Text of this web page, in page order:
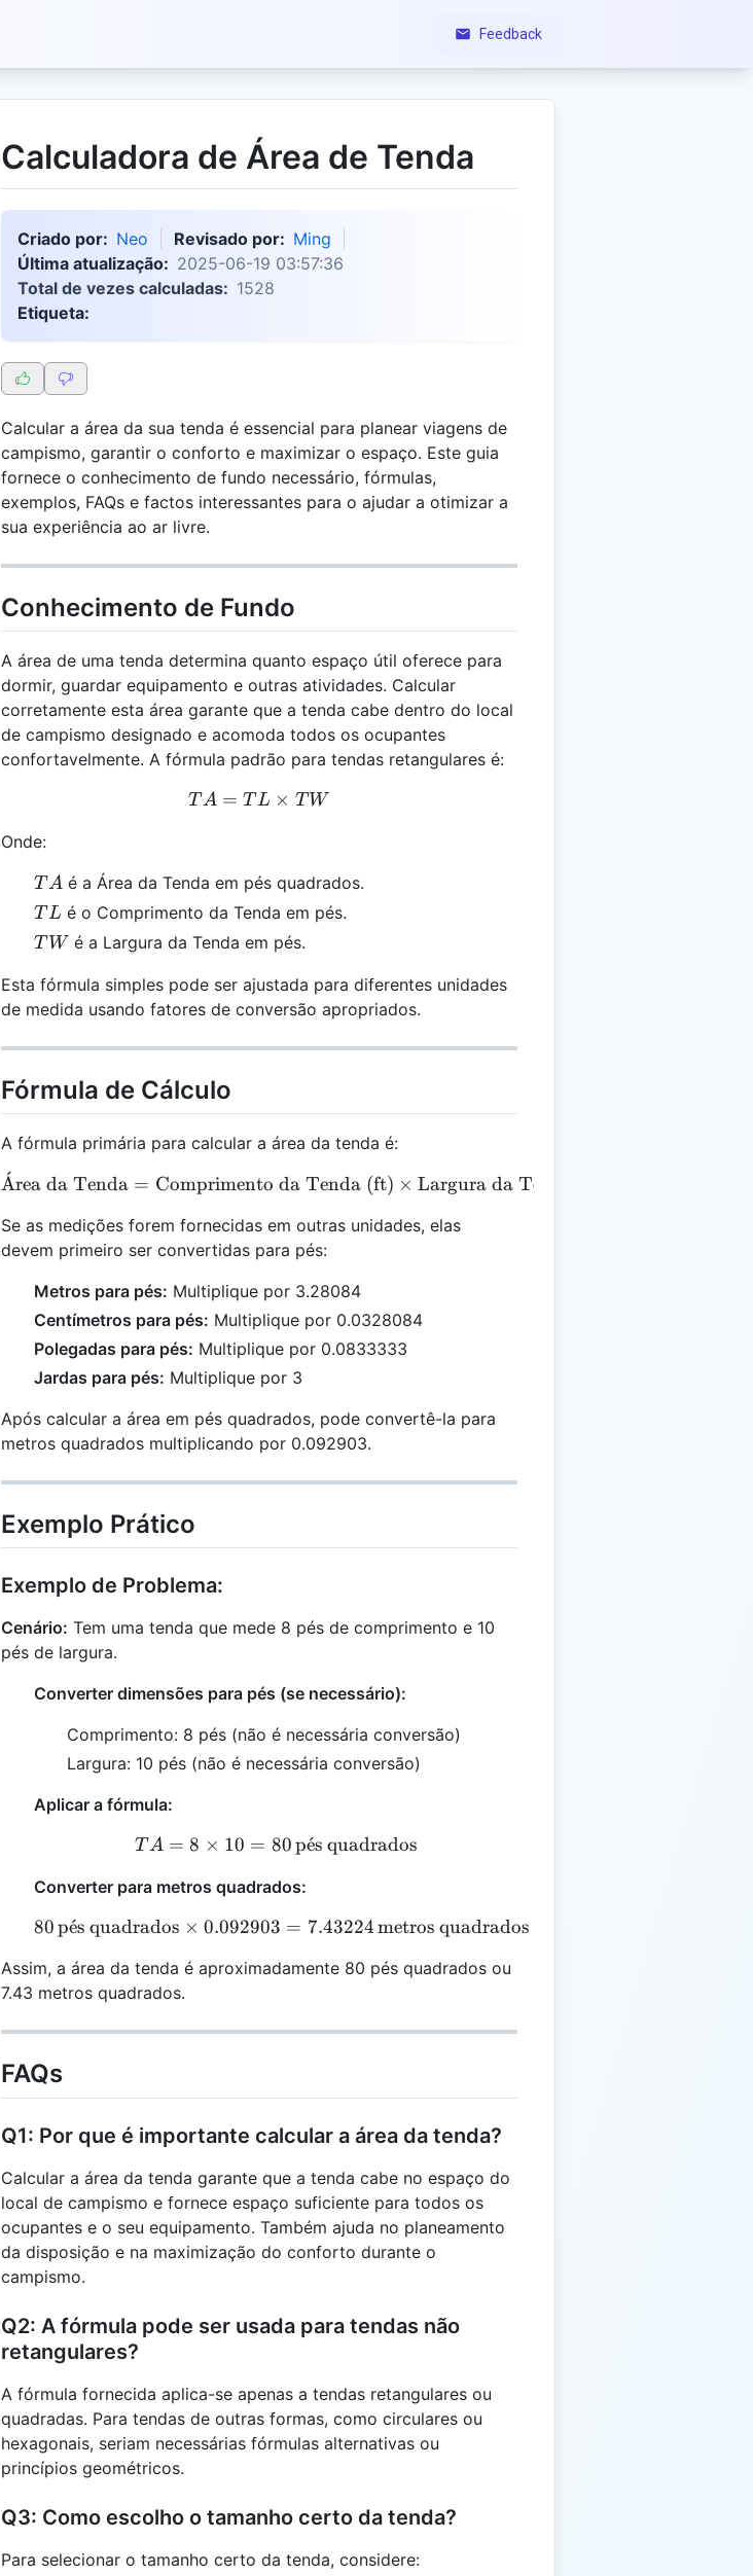
Feedback
Calculadora de Área de Tenda
Criado por: Neo Revisado por: Ming
Última atualização: 2025-06-19 03:57:36
Total de vezes calculadas: 1528
Etiqueta:
Calcular a área da sua tenda é essencial para planear viagens de
campismo, garantir o conforto e maximizar o espaço. Este guia
fornece o conhecimento de fundo necessário, fórmulas,
exemplos, FAQs e factos interessantes para o ajudar a otimizar a
sua experiência ao ar livre.
Conhecimento de Fundo
A área de uma tenda determina quanto espaço útil oferece para
dormir, guardar equipamento e outras atividades. Calcular
corretamente esta área garante que a tenda cabe dentro do local
de campismo designado e acomoda todos os ocupantes
confortavelmente. A fórmula padrão para tendas retangulares é:
TA = TL \times TW
T A = TL × T W
Onde:
TA
T A é a Área da Tenda em pés quadrados.
TL
T Lé o Comprimento da Tenda em pés.
TW
T W é a Largura da Tenda em pés.
Esta fórmula simples pode ser ajustada para diferentes unidades
de medida usando fatores de conversão apropriados.
Fórmula de Cálculo
A fórmula primária para calcular a área da tenda é:
\text{Área da Tenda} = \text{Comprimento da Tenda
A
ˊrea da Tenda = Comprimento da Tenda (ft) × Largura da Tenda (ft)
Se as medições forem fornecidas em outras unidades, elas
devem primeiro ser convertidas para pés:
Metros para pés: Multiplique por 3.28084
Centímetros para pés: Multiplique por 0.0328084
Polegadas para pés: Multiplique por 0.0833333
Jardas para pés: Multiplique por 3
Após calcular a área em pés quadrados, pode convertê-la para
metros quadrados multiplicando por 0.092903.
Exemplo Prático
Exemplo de Problema:
Cenário: Tem uma tenda que mede 8 pés de comprimento e 10
pés de largura.
Converter dimensões para pés (se necessário):
Comprimento: 8 pés (não é necessária conversão)
Largura: 10 pés (não é necessária conversão)
Aplicar a fórmula:
TA = 8 \times 10 = 80 \, \text{pés quadrados}
T A = 8 × 10 = 80pe
ˊs quadrados
Converter para metros quadrados:
80 \, \text{pés quadrados} \times 0.092903 =
80pe
ˊs quadrados × 0.092903 = 7.43224metros quadrados
Assim, a área da tenda é aproximadamente 80 pés quadrados ou
7.43 metros quadrados.
FAQs
Q1: Por que é importante calcular a área da tenda?
Calcular a área da tenda garante que a tenda cabe no espaço do
local de campismo e fornece espaço suficiente para todos os
ocupantes e o seu equipamento. Também ajuda no planeamento
da disposição e na maximização do conforto durante o
campismo.
Q2: A fórmula pode ser usada para tendas não
retangulares?
A fórmula fornecida aplica-se apenas a tendas retangulares ou
quadradas. Para tendas de outras formas, como circulares ou
hexagonais, seriam necessárias fórmulas alternativas ou
princípios geométricos.
Q3: Como escolho o tamanho certo da tenda?
Para selecionar o tamanho certo da tenda, considere: